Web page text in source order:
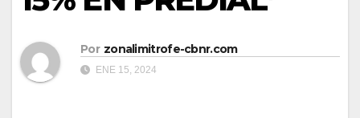
Por zonalimitrofe-cbnr.com
ENE 15, 2024